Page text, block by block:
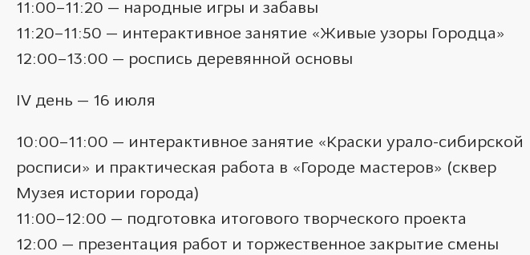
11:00–11:20 — народные игры и забавы
11:20–11:50 — интерактивное занятие «Живые узоры Городца»
12:00–13:00 — роспись деревянной основы
IV день — 16 июля
10:00–11:00 — интерактивное занятие «Краски урало-сибирской
росписи» и практическая работа в «Городе мастеров» (сквер
Музея истории города)
11:00–12:00 — подготовка итогового творческого проекта
12:00 — презентация работ и торжественное закрытие смены